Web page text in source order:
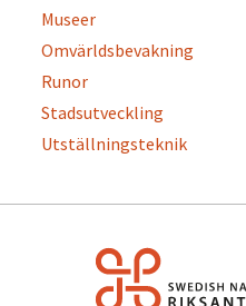
Museer
Omvärldsbevakning
Runor
Stadsutveckling
Utställningsteknik